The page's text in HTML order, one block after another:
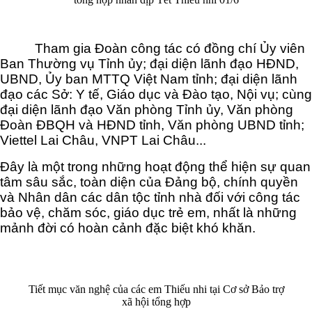
Tham gia Đoàn công tác có đồng chí Ủy viên
Ban Thường vụ Tỉnh ủy; đại diện lãnh đạo HĐND,
UBND, Ủy ban MTTQ Việt Nam tỉnh; đại diện lãnh
đạo các Sở: Y tế, Giáo dục và Đào tạo, Nội vụ; cùng
đại diện lãnh đạo Văn phòng Tỉnh ủy, Văn phòng
Đoàn ĐBQH và HĐND tỉnh, Văn phòng UBND tỉnh;
Viettel Lai Châu, VNPT Lai Châu...
Đây là một trong những hoạt động thể hiện sự quan
tâm sâu sắc, toàn diện của Đảng bộ, chính quyền
và Nhân dân các dân tộc tỉnh nhà đối với công tác
bảo vệ, chăm sóc, giáo dục trẻ em, nhất là những
mảnh đời có hoàn cảnh đặc biệt khó khăn.
Tiết mục văn nghệ của các em Thiếu nhi tại Cơ sở Bảo trợ
xã hội tổng hợp